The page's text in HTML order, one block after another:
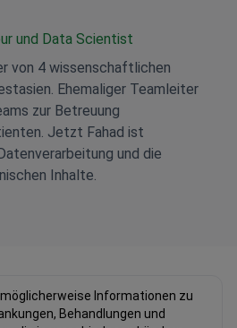
und Data Scientist
von 4 wissenschaftlichen
Ehemaliger Teamleiter
zur Betreuung
Jetzt Fahad ist
und die
Inhalte.
Informationen zu
Behandlungen und